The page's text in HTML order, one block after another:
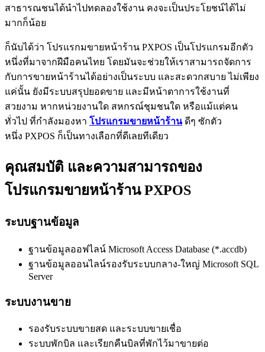
สาธารณชนได้นำไปทดลองใช้งาน คงจะเป็นประโยชน์ได้ไม่
มากก็น้อย
ก็นับได้ว่า โปรแรกมขายหน้าร้าน PXPOS เป็นโปรแกรมอีกตัว
หนึ่งที่มาจากฝีมือคนไทย โดยมันจะช่วยให้เราสามารถจัดการ
กับการขายหน้าร้านได้อย่างเป็นระบบ และสะดวกสบาย ไม่เพียง
แค่นั้น ยังมีระบบสรุปยอดขาย และมีหน้าตาการใช้งานที่
สวยงาม หากหน่วยงานใด สหกรณ์ชุมชนใด หรือแม้แต่คน
ทั่วไป ที่กำลังมองหา โปรแกรมขายหน้าร้านดีๆ ซักตัว
หนึ่ง PXPOS ก็เป็นทางเลือกที่ดีเลยทีเดียว
คุณสมบัติ และความสามารถของ
โปรแกรมขายหน้าร้าน PXPOS
ระบบฐานข้อมูล
ฐานข้อมูลออฟไลน์ Microsoft Access Database (*.accdb)
ฐานข้อมูลออนไลน์รองรับระบบกลาง-ใหญ่ Microsoft SQL
Server
ระบบงานขาย
รองรับระบบขายสด และระบบขายเชื่อ
ระบบพักบิล และเรียกคืนบิลที่พักไว้มาขายต่อ